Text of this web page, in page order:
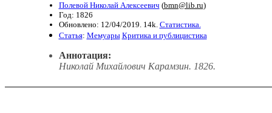
Полевой Николай Алексеевич (bmn@lib.ru)
Год: 1826
Обновлено: 12/04/2019. 14k. Статистика.
Статья: Мемуары Критика и публицистика
Аннотация:
Николай Михайлович Карамзин. 1826.